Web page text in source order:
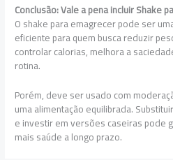
Conclusão: Vale a pena incluir Shake
O shake para emagrecer pode ser
eficiente para quem busca reduzir
controlar calorias, melhora a
rotina.
Porém, deve ser usado com
uma alimentação equilibrada.
e investir em versões caseiras pode
mais saúde a longo prazo.